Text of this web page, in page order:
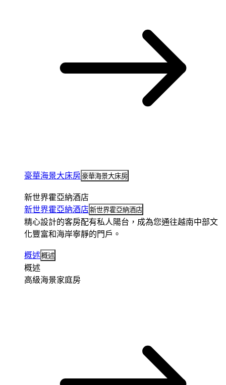
豪華海景大床房豪華海景大床房
新世界霍亞納酒店
新世界霍亞納酒店新世界霍亞納酒店
精心設計的客房配有私人陽台，成為您通往越南中部文
化豐富和海岸寧靜的門戶。
概述概述
概述
高級海景家庭房